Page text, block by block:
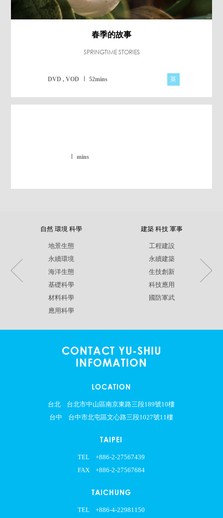
春季的故事
SPRINGTIME STORIES
DVD , VOD 52mins 英
mins
自然 環境 科學
地景生態
永續環境
海洋生態
基礎科學
材料科學
應用科學
建築 科技 軍事
工程建設
永續建築
生技創新
科技應用
國防軍武
CONTACT YU-SHIU
INFOMATION
LOCATION
台北
台北市中山區南京東路三段189號10樓
台中
台中市北屯區文心路三段1027號11樓
TAIPEI
TEL
+886-2-27567439
FAX
+886-2-27567684
TAICHUNG
TEL +886-4-22981150